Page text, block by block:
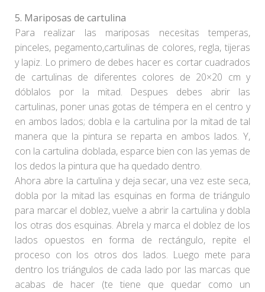
5. Mariposas de cartulina
Para realizar las mariposas necesitas temperas,
pinceles, pegamento,cartulinas de colores, regla, tijeras
y lapiz. Lo primero de debes hacer es cortar cuadrados
de cartulinas de diferentes colores de 20×20 cm y
dóblalos por la mitad. Despues debes abrir las
cartulinas, poner unas gotas de témpera en el centro y
en ambos lados; dobla e la cartulina por la mitad de tal
manera que la pintura se reparta en ambos lados. Y,
con la cartulina doblada, esparce bien con las yemas de
los dedos la pintura que ha quedado dentro.
Ahora abre la cartulina y deja secar, una vez este seca,
dobla por la mitad las esquinas en forma de triángulo
para marcar el doblez, vuelve a abrir la cartulina y dobla
los otras dos esquinas. Abrela y marca el doblez de los
lados opuestos en forma de rectángulo, repite el
proceso con los otros dos lados. Luego mete para
dentro los triángulos de cada lado por las marcas que
acabas de hacer (te tiene que quedar como un